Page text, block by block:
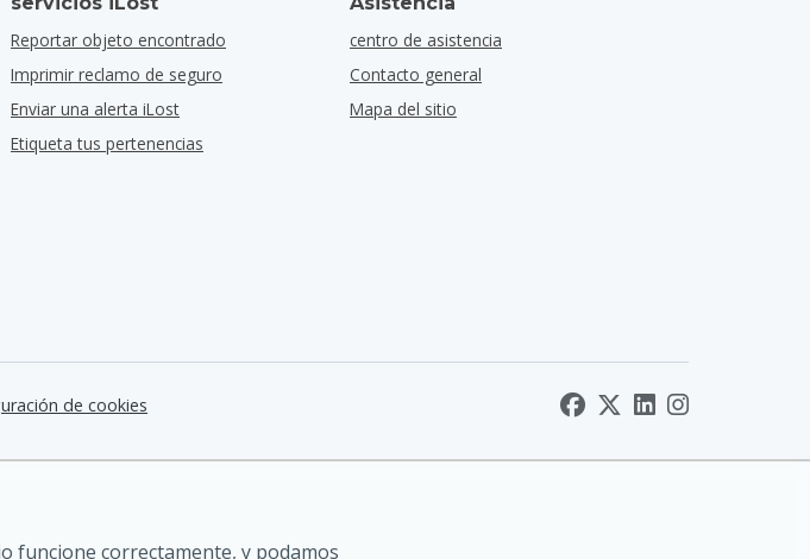
Reportar objeto encontrado
Imprimir reclamo de seguro
Enviar una alerta iLost
Etiqueta tus pertenencias
centro de asistencia
Contacto general
Mapa del sitio
de cookies
funcione correctamente, y podamos